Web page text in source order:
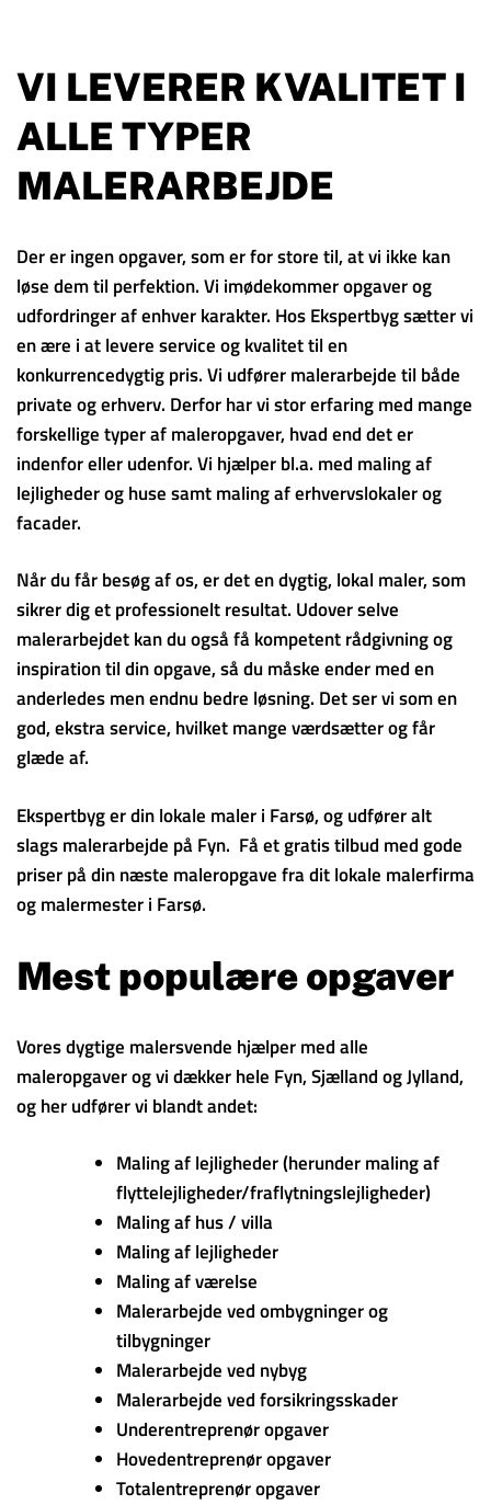
VI LEVERER KVALITET I
ALLE TYPER
MALERARBEJDE
Der er ingen opgaver, som er for store til, at vi ikke kan
løse dem til perfektion. Vi imødekommer opgaver og
udfordringer af enhver karakter. Hos Ekspertbyg sætter vi
en ære i at levere service og kvalitet til en
konkurrencedygtig pris. Vi udfører malerarbejde til både
private og erhverv. Derfor har vi stor erfaring med mange
forskellige typer af maleropgaver, hvad end det er
indenfor eller udenfor. Vi hjælper bl.a. med maling af
lejligheder og huse samt maling af erhvervslokaler og
facader.
Når du får besøg af os, er det en dygtig, lokal maler, som
sikrer dig et professionelt resultat. Udover selve
malerarbejdet kan du også få kompetent rådgivning og
inspiration til din opgave, så du måske ender med en
anderledes men endnu bedre løsning. Det ser vi som en
god, ekstra service, hvilket mange værdsætter og får
glæde af.
Ekspertbyg er din lokale maler i Farsø, og udfører alt
slags malerarbejde på Fyn. Få et gratis tilbud med gode
priser på din næste maleropgave fra dit lokale malerfirma
og malermester i Farsø.
Mest populære opgaver
Vores dygtige malersvende hjælper med alle
maleropgaver og vi dækker hele Fyn, Sjælland og Jylland,
og her udfører vi blandt andet:
Maling af lejligheder (herunder maling af
flyttelejligheder/fraflytningslejligheder)
Maling af hus / villa
Maling af lejligheder
Maling af værelse
Malerarbejde ved ombygninger og
tilbygninger
Malerarbejde ved nybyg
Malerarbejde ved forsikringsskader
Underentreprenør opgaver
Hovedentreprenør opgaver
Totalentreprenør opgaver